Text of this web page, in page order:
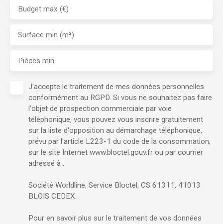
Budget max (€)
Surface min (m²)
Pièces min
J'accepte le traitement de mes données personnelles
conformément au RGPD. Si vous ne souhaitez pas faire
l'objet de prospection commerciale par voie
téléphonique, vous pouvez vous inscrire gratuitement
sur la liste d'opposition au démarchage téléphonique,
prévu par l'article L223-1 du code de la consommation,
sur le site Internet www.bloctel.gouv.fr ou par courrier
adressé à :
Société Worldline, Service Bloctel, CS 61311, 41013
BLOIS CEDEX.
Pour en savoir plus sur le traitement de vos données